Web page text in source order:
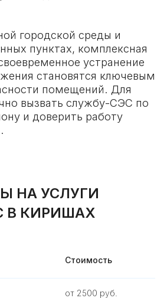
Стоимость
от 2500 руб.